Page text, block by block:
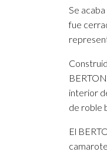
Se
fue
interior
de roble
El